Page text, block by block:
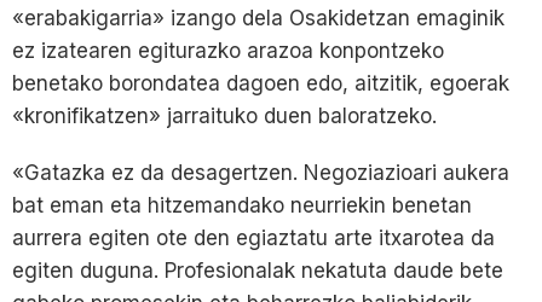
«erabakigarria» izango dela Osakidetzan emaginik
ez izatearen egiturazko arazoa konpontzeko
benetako borondatea dagoen edo, aitzitik, egoerak
«kronifikatzen» jarraituko duen baloratzeko.
«Gatazka ez da desagertzen. Negoziazioari aukera
bat eman eta hitzemandako neurriekin benetan
aurrera egiten ote den egiaztatu arte itxarotea da
egiten duguna. Profesionalak nekatuta daude bete